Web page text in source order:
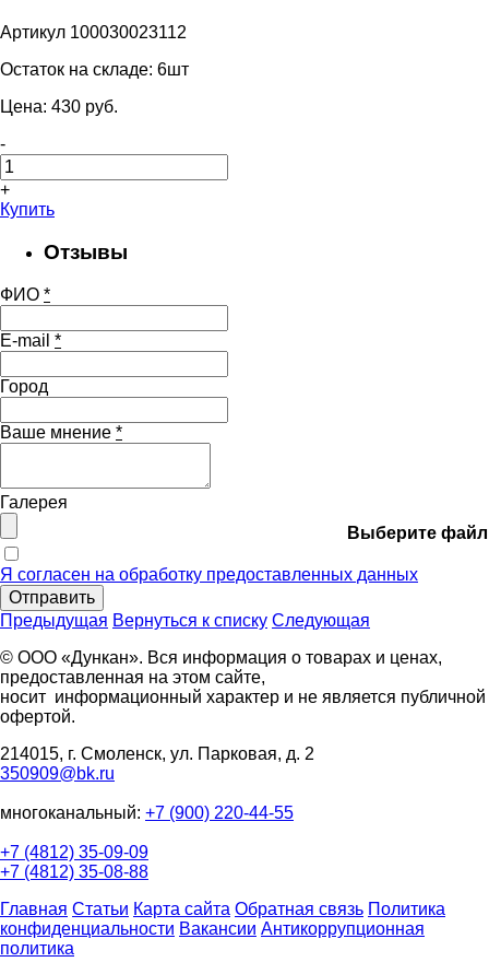
Артикул 100030023112
Остаток на складе: 6шт
Цена: 430 pуб.
-
+
Купить
Отзывы
ФИО *
E-mail *
Город
Ваше мнение *
Галерея
Выберите файл
Я согласен на обработку предоставленных данных
Отправить
Предыдущая Вернуться к списку Следующая
© ООО «Дункан». Вся информация о товарах и ценах,
предоставленная на этом сайте,
носит информационный характер и не является публичной
офертой.
214015, г. Смоленск, ул. Парковая, д. 2
350909@bk.ru
многоканальный: +7 (900) 220-44-55
+7 (4812) 35-09-09
+7 (4812) 35-08-88
Главная Статьи Карта сайта Обратная связь Политика
конфиденциальности Вакансии Антикоррупционная
политика